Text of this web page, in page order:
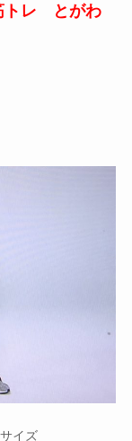
トレ とがわ
イズ